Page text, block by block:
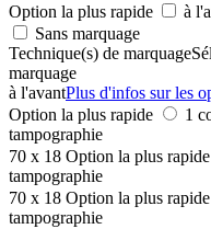
Option la plus rapide
à
Sans marquage
Technique(s) de marquage
marquage
à l'avantPlus d'infos sur les
Option la plus rapide
1
tampographie
70 x 18 Option la plus rapide
tampographie
70 x 18 Option la plus rapide
tampographie